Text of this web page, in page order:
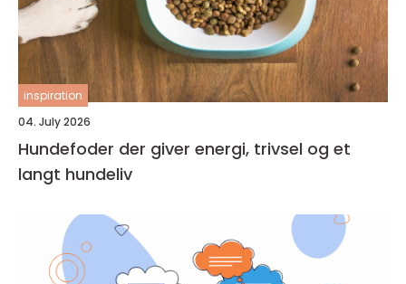
inspiration
04. July 2026
Hundefoder der giver energi, trivsel og et
langt hundeliv